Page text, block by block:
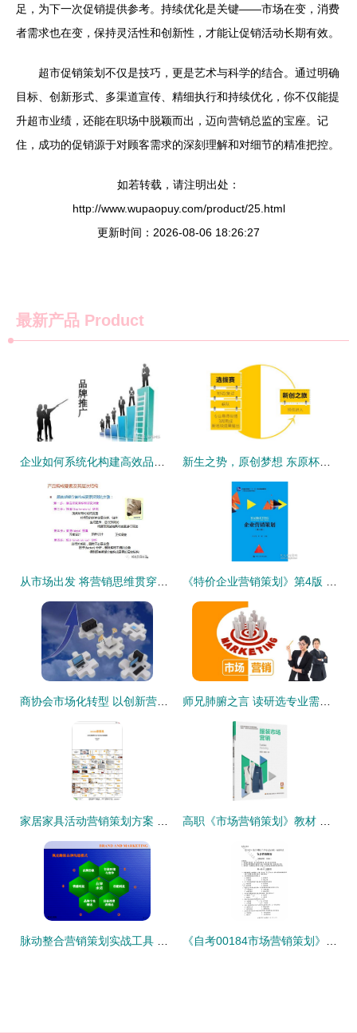
足，为下一次促销提供参考。持续优化是关键——市场在变，消费
者需求也在变，保持灵活性和创新性，才能让促销活动长期有效。
超市促销策划不仅是技巧，更是艺术与科学的结合。通过明确
目标、创新形式、多渠道宣传、精细执行和持续优化，你不仅能提
升超市业绩，还能在职场中脱颖而出，迈向营销总监的宝座。记
住，成功的促销源于对顾客需求的深刻理解和对细节的精准把控。
如若转载，请注明出处：
http://www.wupaopuy.com/product/25.html
更新时间：2026-08-06 18:26:27
最新产品 Product